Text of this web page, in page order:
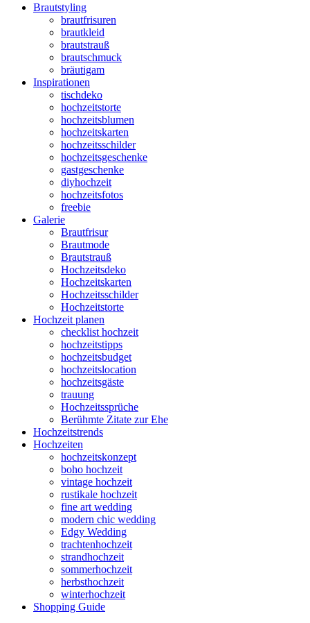
Brautstyling
brautfrisuren
brautkleid
brautstrauß
brautschmuck
bräutigam
Inspirationen
tischdeko
hochzeitstorte
hochzeitsblumen
hochzeitskarten
hochzeitsschilder
hochzeitsgeschenke
gastgeschenke
diyhochzeit
hochzeitsfotos
freebie
Galerie
Brautfrisur
Brautmode
Brautstrauß
Hochzeitsdeko
Hochzeitskarten
Hochzeitsschilder
Hochzeitstorte
Hochzeit planen
checklist hochzeit
hochzeitstipps
hochzeitsbudget
hochzeitslocation
hochzeitsgäste
trauung
Hochzeitssprüche
Berühmte Zitate zur Ehe
Hochzeitstrends
Hochzeiten
hochzeitskonzept
boho hochzeit
vintage hochzeit
rustikale hochzeit
fine art wedding
modern chic wedding
Edgy Wedding
trachtenhochzeit
strandhochzeit
sommerhochzeit
herbsthochzeit
winterhochzeit
Shopping Guide